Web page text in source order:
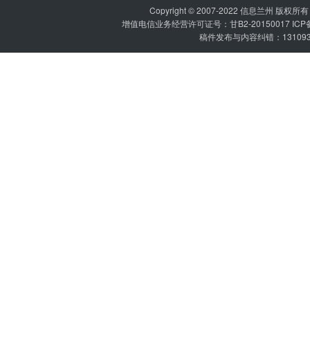
Copyright © 2007-2022 信息兰州 版权所
增值电信业务经营许可证号：甘B2-20150017 ICP
稿件发布与内容纠错：